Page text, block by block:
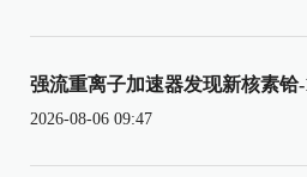
强流重离子加速器发现新核素铪-
2026-08-06 09:47